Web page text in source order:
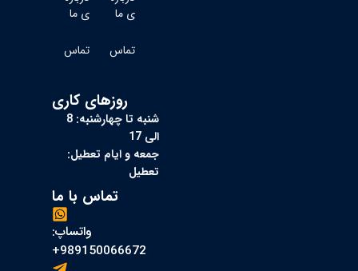
ی ما
تماس
ی ما
تماس
روزهای کاری
شنبه تا چهارشنبه: 8
الی 17
جمعه و ایام تعطیل:
تعطیل
تماس با ما
واتساپ:
989150066672+